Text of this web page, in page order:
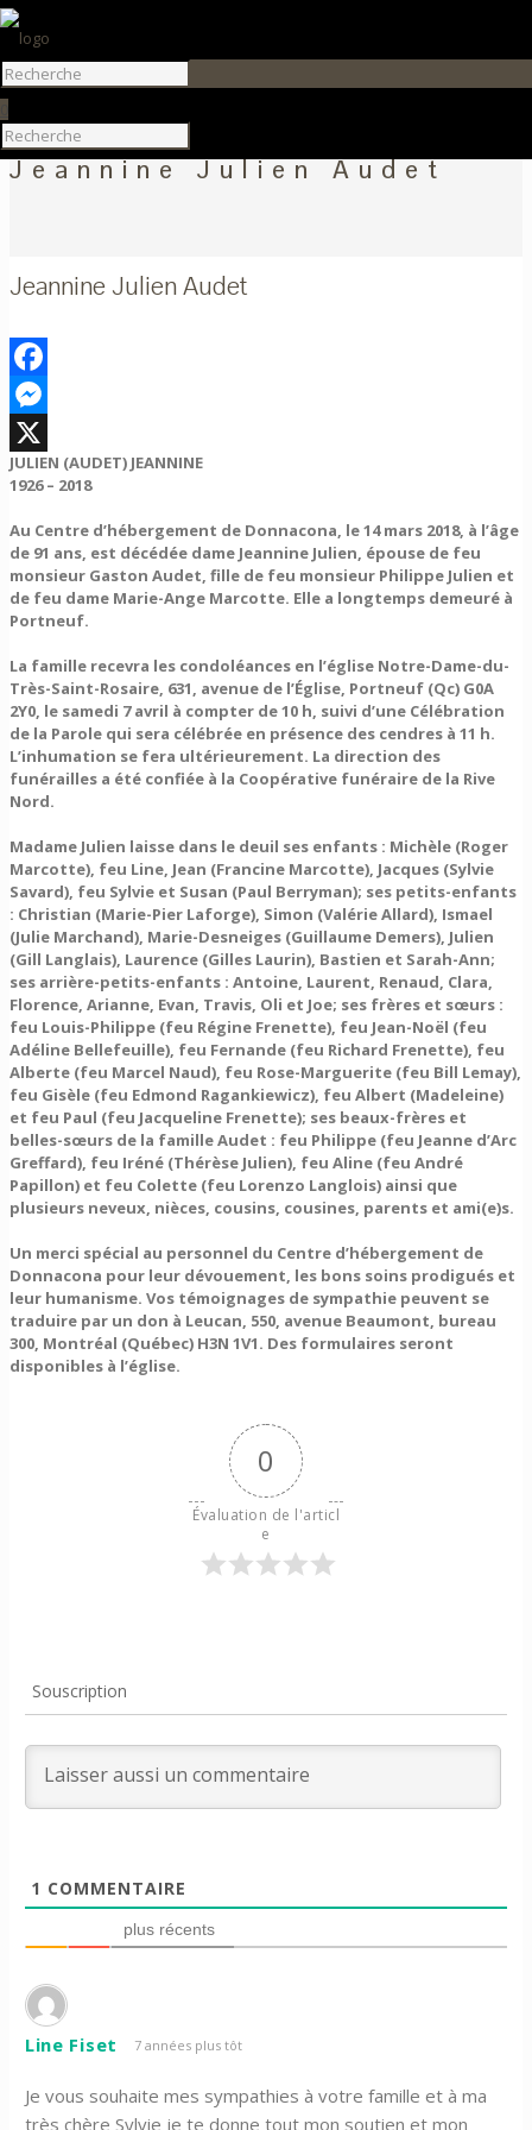
Jeannine Julien Audet
Jeannine Julien Audet
Facebook
Messenger
X
JULIEN (AUDET) JEANNINE
1926 – 2018
Au Centre d’hébergement de Donnacona, le 14 mars 2018, à l’âge
de 91 ans, est décédée dame Jeannine Julien, épouse de feu
monsieur Gaston Audet, fille de feu monsieur Philippe Julien et
de feu dame Marie-Ange Marcotte. Elle a longtemps demeuré à
Portneuf.
La famille recevra les condoléances en l’église Notre-Dame-du-
Très-Saint-Rosaire, 631, avenue de l’Église, Portneuf (Qc) G0A
2Y0, le samedi 7 avril à compter de 10 h, suivi d’une Célébration
de la Parole qui sera célébrée en présence des cendres à 11 h.
L’inhumation se fera ultérieurement. La direction des
funérailles a été confiée à la Coopérative funéraire de la Rive
Nord.
Madame Julien laisse dans le deuil ses enfants : Michèle (Roger
Marcotte), feu Line, Jean (Francine Marcotte), Jacques (Sylvie
Savard), feu Sylvie et Susan (Paul Berryman); ses petits-enfants
: Christian (Marie-Pier Laforge), Simon (Valérie Allard), Ismael
(Julie Marchand), Marie-Desneiges (Guillaume Demers), Julien
(Gill Langlais), Laurence (Gilles Laurin), Bastien et Sarah-Ann;
ses arrière-petits-enfants : Antoine, Laurent, Renaud, Clara,
Florence, Arianne, Evan, Travis, Oli et Joe; ses frères et sœurs :
feu Louis-Philippe (feu Régine Frenette), feu Jean-Noël (feu
Adéline Bellefeuille), feu Fernande (feu Richard Frenette), feu
Alberte (feu Marcel Naud), feu Rose-Marguerite (feu Bill Lemay),
feu Gisèle (feu Edmond Ragankiewicz), feu Albert (Madeleine)
et feu Paul (feu Jacqueline Frenette); ses beaux-frères et
belles-sœurs de la famille Audet : feu Philippe (feu Jeanne d’Arc
Greffard), feu Iréné (Thérèse Julien), feu Aline (feu André
Papillon) et feu Colette (feu Lorenzo Langlois) ainsi que
plusieurs neveux, nièces, cousins, cousines, parents et ami(e)s.
Un merci spécial au personnel du Centre d’hébergement de
Donnacona pour leur dévouement, les bons soins prodigués et
leur humanisme. Vos témoignages de sympathie peuvent se
traduire par un don à Leucan, 550, avenue Beaumont, bureau
300, Montréal (Québec) H3N 1V1. Des formulaires seront
disponibles à l’église.
0
Évaluation de l'articl
e
Souscription
1 COMMENTAIRE
plus récents
Line Fiset 7 années plus tôt
Je vous souhaite mes sympathies à votre famille et à ma
très chère Sylvie je te donne tout mon soutien et mon